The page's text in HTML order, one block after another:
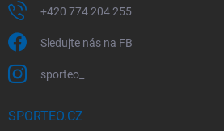
+420 774 204 255
Sledujte nás na FB
sporteo_
SPORTEO.CZ